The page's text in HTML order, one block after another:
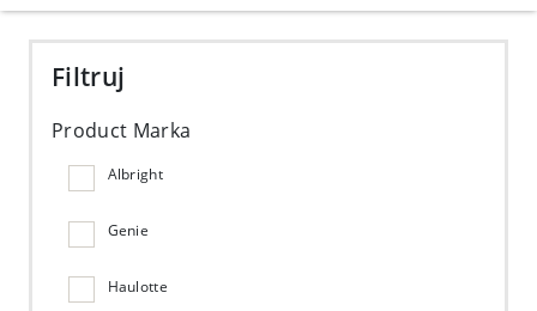
Filtruj
Product Marka
Albright
Genie
Haulotte